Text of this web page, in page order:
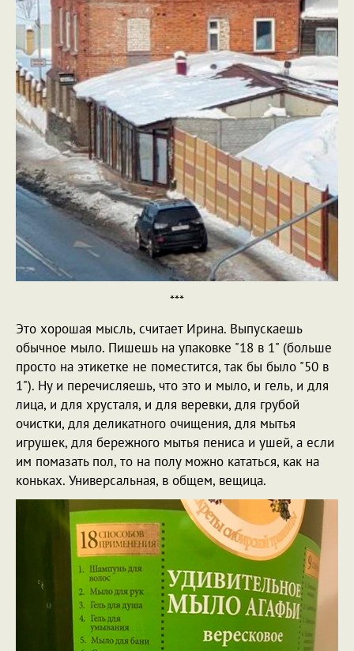
***
Это хорошая мысль, считает Ирина. Выпускаешь
обычное мыло. Пишешь на упаковке "18 в 1" (больше
просто на этикетке не поместится, так бы было "50 в
1"). Ну и перечисляешь, что это и мыло, и гель, и для
лица, и для хрусталя, и для веревки, для грубой
очистки, для деликатного очищения, для мытья
игрушек, для бережного мытья пениса и ушей, а если
им помазать пол, то на полу можно кататься, как на
коньках. Универсальная, в общем, вещица.